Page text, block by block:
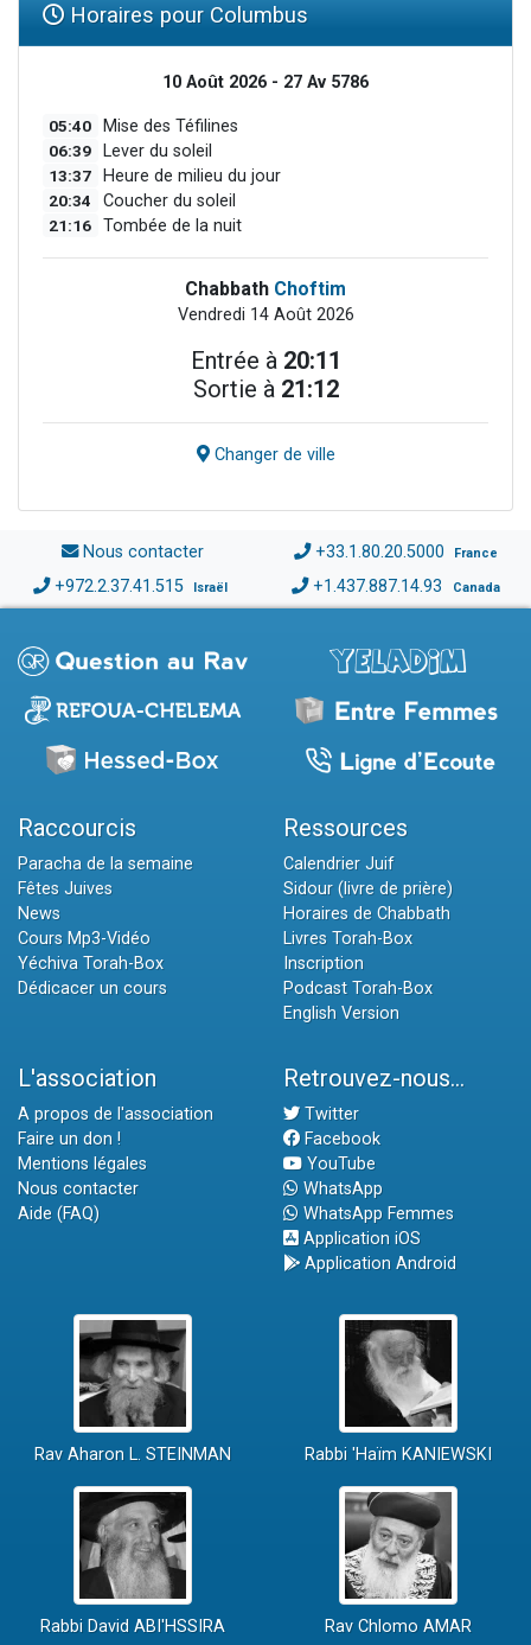
Horaires pour Columbus
10 Août 2026 - 27 Av 5786
05:40 Mise des Téfilines
06:39 Lever du soleil
13:37 Heure de milieu du jour
20:34 Coucher du soleil
21:16 Tombée de la nuit
Chabbath Choftim
Vendredi 14 Août 2026
Entrée à 20:11
Sortie à 21:12
Changer de ville
Nous contacter +33.1.80.20.5000 France
+972.2.37.41.515 Israël +1.437.887.14.93 Canada
Raccourcis
Paracha de la semaine
Fêtes Juives
News
Cours Mp3-Vidéo
Yéchiva Torah-Box
Dédicacer un cours
Ressources
Calendrier Juif
Sidour (livre de prière)
Horaires de Chabbath
Livres Torah-Box
Inscription
Podcast Torah-Box
English Version
L'association
A propos de l'association
Faire un don !
Mentions légales
Nous contacter
Aide (FAQ)
Retrouvez-nous...
Twitter
Facebook
YouTube
WhatsApp
WhatsApp Femmes
Application iOS
Application Android
Rav Aharon L. STEINMAN Rabbi 'Haïm KANIEWSKI
Rabbi David ABI'HSSIRA Rav Chlomo AMAR